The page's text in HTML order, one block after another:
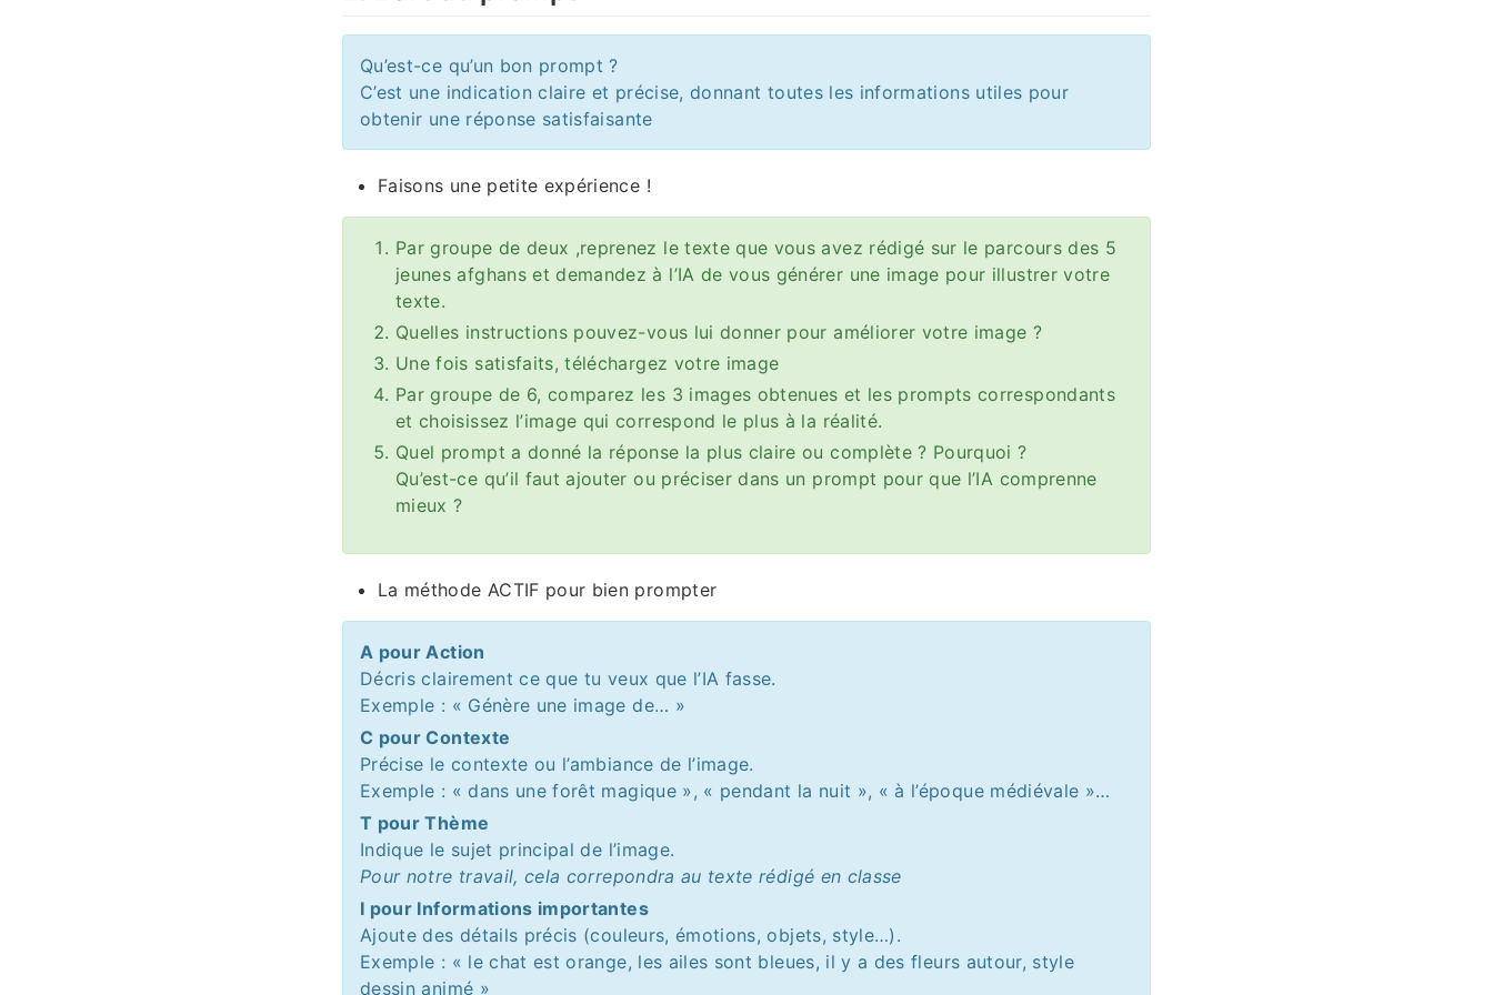
Qu’est-ce qu’un bon prompt ?
C’est une indication claire et précise, donnant toutes les informations utiles pour
obtenir une réponse satisfaisante
Faisons une petite expérience !
Par groupe de deux ,reprenez le texte que vous avez rédigé sur le parcours des 5
jeunes afghans et demandez à l’IA de vous générer une image pour illustrer votre
texte.
Quelles instructions pouvez-vous lui donner pour améliorer votre image ?
Une fois satisfaits, téléchargez votre image
Par groupe de 6, comparez les 3 images obtenues et les prompts correspondants
et choisissez l’image qui correspond le plus à la réalité.
Quel prompt a donné la réponse la plus claire ou complète ? Pourquoi ?
Qu’est-ce qu’il faut ajouter ou préciser dans un prompt pour que l’IA comprenne
mieux ?
La méthode ACTIF pour bien prompter
A pour Action
Décris clairement ce que tu veux que l’IA fasse.
Exemple : « Génère une image de… »
C pour Contexte
Précise le contexte ou l’ambiance de l’image.
Exemple : « dans une forêt magique », « pendant la nuit », « à l’époque médiévale »…
T pour Thème
Indique le sujet principal de l’image.
Pour notre travail, cela correpondra au texte rédigé en classe
I pour Informations importantes
Ajoute des détails précis (couleurs, émotions, objets, style…).
Exemple : « le chat est orange, les ailes sont bleues, il y a des fleurs autour, style
dessin animé »